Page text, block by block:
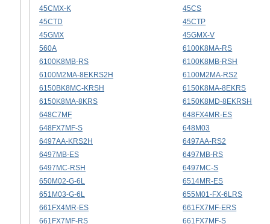
45CMX-K
45CS
45CTD
45CTP
45GMX
45GMX-V
560A
6100K8MA-RS
6100K8MB-RS
6100K8MB-RSH
6100M2MA-8EKRS2H
6100M2MA-RS2
6150BK8MC-KRSH
6150K8MA-8EKRS
6150K8MA-8KRS
6150K8MD-8EKRSH
648C7MF
648FX4MR-ES
648FX7MF-S
648M03
6497AA-KRS2H
6497AA-RS2
6497MB-ES
6497MB-RS
6497MC-RSH
6497MC-S
650M02-G-6L
6514MR-ES
651M03-G-6L
655M01-FX-6LRS
661FX4MR-ES
661FX7MF-ERS
661FX7MF-RS
661FX7MF-S